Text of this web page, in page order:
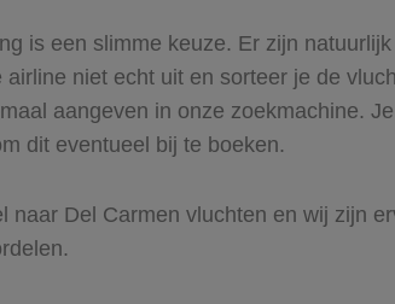
is een slimme keuze. Er zijn
niet echt uit en sorteer je de
aangeven in onze zoekmachine.
dit eventueel bij te boeken.
Del Carmen vluchten en wij zijn